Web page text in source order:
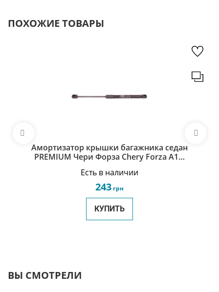
ПОХОЖИЕ ТОВАРЫ
Амортизатор крышки багажника седан
PREMIUM Чери Форза Chery Forza A13-
Есть в наличии
243 грн
КУПИТЬ
ВЫ СМОТРЕЛИ